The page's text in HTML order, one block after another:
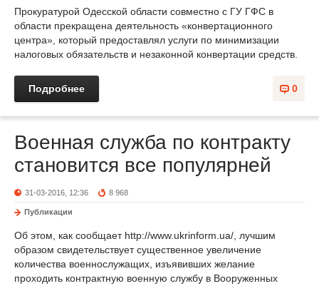
Прокуратурой Одесской области совместно с ГУ ГФС в
области прекращена деятельность «конвертационного
центра», который предоставлял услуги по минимизации
налоговых обязательств и незаконной конвертации средств.
0
Подробнее
Военная служба по контракту
становится все популярней
31-03-2016, 12:36 8 968
Публикации
Об этом, как сообщает http://www.ukrinform.ua/, лучшим
образом свидетельствует существенное увеличение
количества военнослужащих, изъявивших желание
проходить контрактную военную службу в Вооруженных